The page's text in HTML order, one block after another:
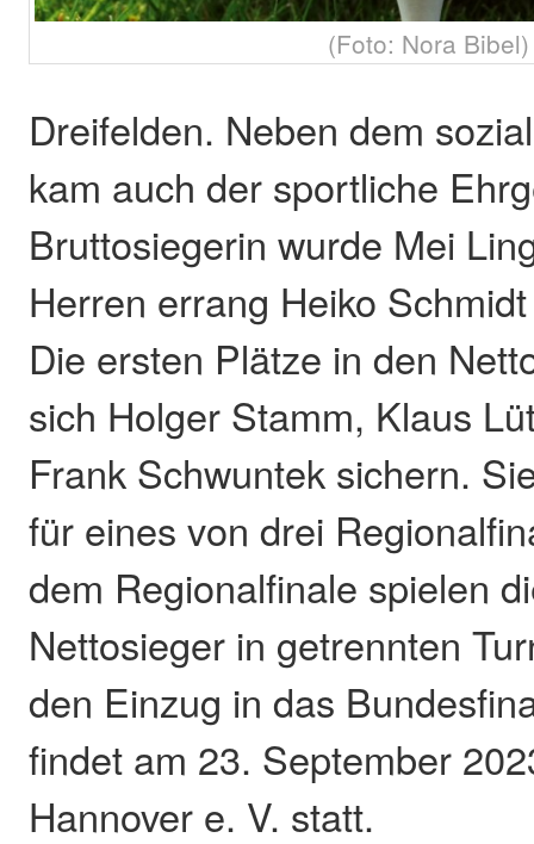
(Foto: Nora Bibel)
Dreifelden. Neben dem
kam auch der sportliche
Bruttosiegerin wurde Mei
Herren errang Heiko
Die ersten Plätze in den
sich Holger Stamm, Klaus
Frank Schwuntek sichern.
für eines von drei
dem Regionalfinale spielen
Nettosieger in getrennten
den Einzug in das
findet am 23. September
Hannover e. V. statt.